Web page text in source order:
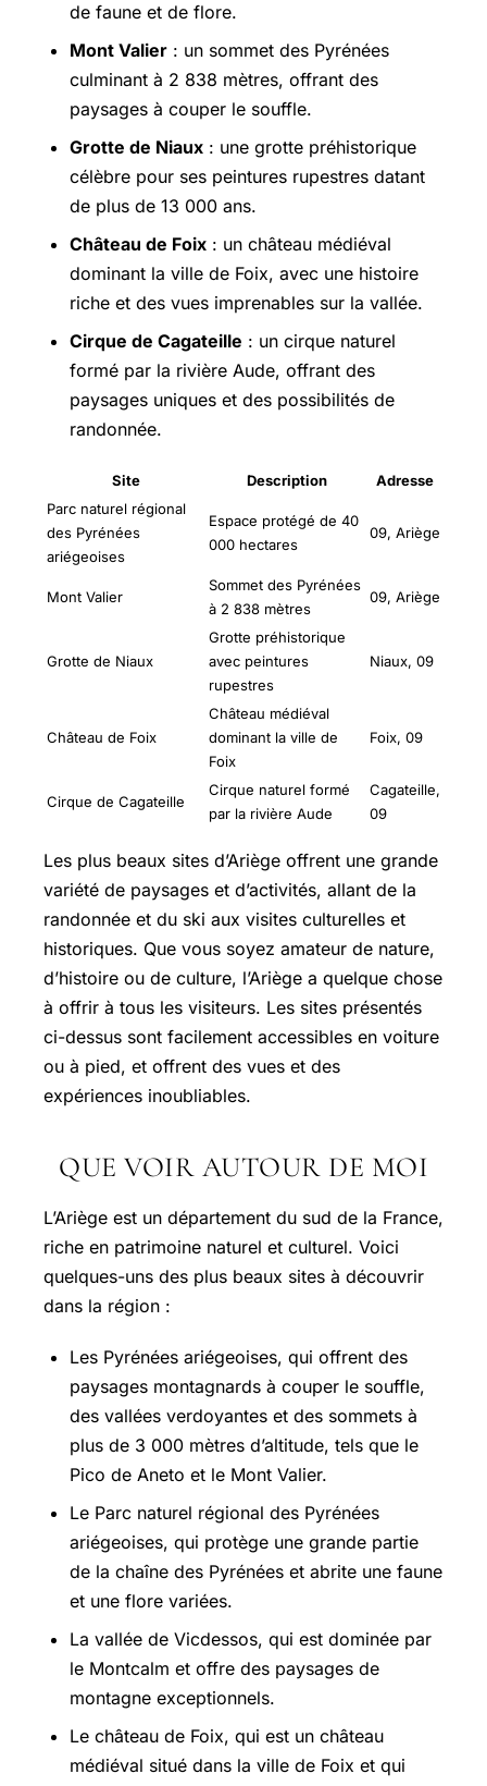
de faune et de flore.
Mont Valier : un sommet des Pyrénées
culminant à 2 838 mètres, offrant des
paysages à couper le souffle.
Grotte de Niaux : une grotte préhistorique
célèbre pour ses peintures rupestres datant
de plus de 13 000 ans.
Château de Foix : un château médiéval
dominant la ville de Foix, avec une histoire
riche et des vues imprenables sur la vallée.
Cirque de Cagateille : un cirque naturel
formé par la rivière Aude, offrant des
paysages uniques et des possibilités de
randonnée.
Site Description
Adresse
Parc naturel régional
des Pyrénées
ariégeoises
Espace protégé de 40
000 hectares
09, Ariège
Mont Valier
Sommet des Pyrénées
à 2 838 mètres
09, Ariège
Grotte de Niaux
Grotte préhistorique
avec peintures
rupestres
Niaux, 09
Château de Foix
Château médiéval
dominant la ville de
Foix
Foix, 09
Cirque de Cagateille
Cirque naturel formé
par la rivière Aude
Cagateille,
09
Les plus beaux sites d’Ariège offrent une grande
variété de paysages et d’activités, allant de la
randonnée et du ski aux visites culturelles et
historiques. Que vous soyez amateur de nature,
d’histoire ou de culture, l’Ariège a quelque chose
à offrir à tous les visiteurs. Les sites présentés
ci-dessus sont facilement accessibles en voiture
ou à pied, et offrent des vues et des
expériences inoubliables.
QUE VOIR AUTOUR DE MOI
L’Ariège est un département du sud de la France,
riche en patrimoine naturel et culturel. Voici
quelques-uns des plus beaux sites à découvrir
dans la région :
Les Pyrénées ariégeoises, qui offrent des
paysages montagnards à couper le souffle,
des vallées verdoyantes et des sommets à
plus de 3 000 mètres d’altitude, tels que le
Pico de Aneto et le Mont Valier.
Le Parc naturel régional des Pyrénées
ariégeoises, qui protège une grande partie
de la chaîne des Pyrénées et abrite une faune
et une flore variées.
La vallée de Vicdessos, qui est dominée par
le Montcalm et offre des paysages de
montagne exceptionnels.
Le château de Foix, qui est un château
médiéval situé dans la ville de Foix et qui